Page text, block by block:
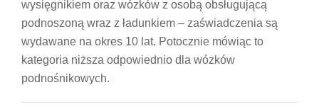
wysięgnikiem oraz wózków z osobą obsługującą
podnoszoną wraz z ładunkiem – zaświadczenia są
wydawane na okres 10 lat. Potocznie mówiąc to
kategoria niższa odpowiednio dla wózków
podnośnikowych.